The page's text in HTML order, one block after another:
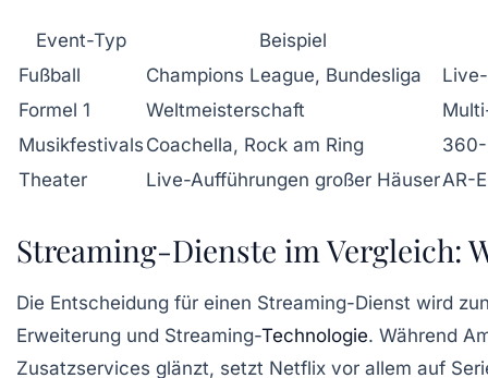
Event-Typ
Beispiel
Fußball
Champions League, Bundesliga
Formel 1
Weltmeisterschaft
Musikfestivals Coachella, Rock am Ring
360-
Theater
Live-Aufführungen großer HäuserAR-
Streaming-Dienste im Vergleich:
Die Entscheidung für einen Streaming-Dienst wird
Erweiterung und Streaming-Technologie. Während
Zusatzservices glänzt, setzt Netflix vor allem auf